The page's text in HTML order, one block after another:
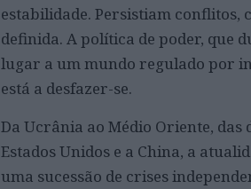
estabilidade. Persistiam conflitos,
definida. A política de poder, que
lugar a um mundo regulado por
está a desfazer-se.
Da Ucrânia ao Médio Oriente,
Estados Unidos e a China, a
uma sucessão de crises